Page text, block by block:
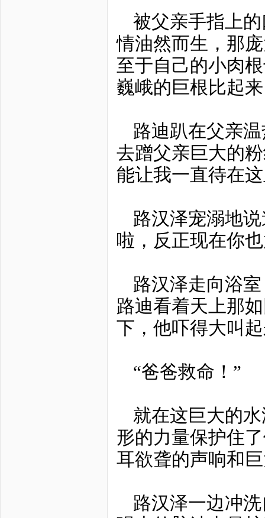
被父亲手指上
情油然而生，那
至于自己的小肉
巍峨的巨根比起
路迪趴在父亲
去蹭父亲巨大的
能让我一直待在
路汉泽宠溺地
啦，反正现在你
路汉泽走向浴
路迪看着天上那
下，他吓得大叫
“爸爸救命！”
就在这巨大的
形的力量保护住
耳欲聋的声响和
路汉泽一边冲